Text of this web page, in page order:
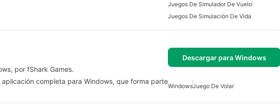
Juegos De Simulador De Vuelo
Juegos De Simulación De Vida
por fShark Games.
Descargar para Windows
aplicación completa para Windows, que forma parte
WindowsJuego De Volar